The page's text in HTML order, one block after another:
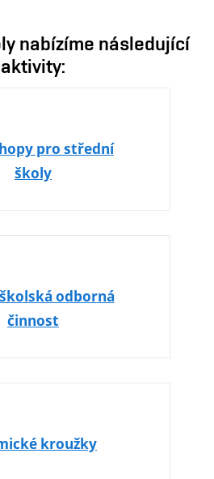
nabízíme následující
aktivity:
pro střední
školy
odborná
činnost
kroužky